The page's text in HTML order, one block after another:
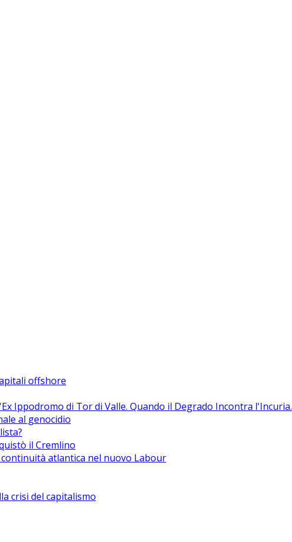
offshore
Ippodromo di Tor di Valle. Quando il Degrado Incontra l'Incuria.
al genocidio
il Cremlino
atlantica nel nuovo Labour
crisi del capitalismo